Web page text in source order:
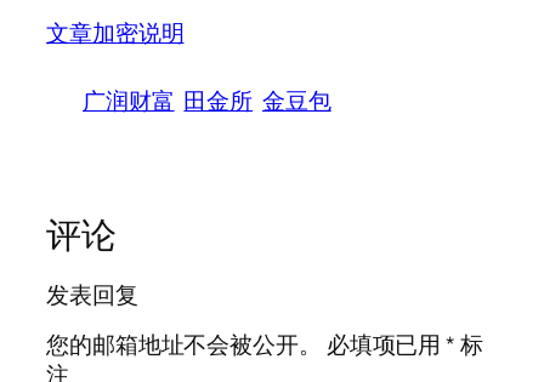
文章加密说明
广润财富 田金所 金豆包
评论
发表回复
您的邮箱地址不会被公开。
必填项已用*标
注